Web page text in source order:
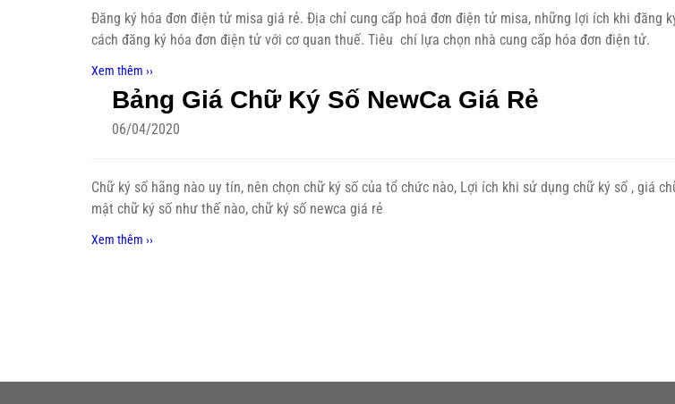
Đăng ký hóa đơn điện tử misa giá rẻ. Địa chỉ cung cấp hoá đơn điện tử misa, những lợi ích khi đăng
cách đăng ký hóa đơn điện tử với cơ quan thuế. Tiêu chí lựa chọn nhà cung cấp hóa đơn điện tử.
Xem thêm ››
Bảng Giá Chữ Ký Số NewCa Giá Rẻ
06/04/2020
Chữ ký số hãng nào uy tín, nên chọn chữ ký số của tổ chức nào, Lợi ích khi sử dụng chữ ký số , giá
mật chữ ký số như thế nào, chữ ký số newca giá rẻ
Xem thêm ››